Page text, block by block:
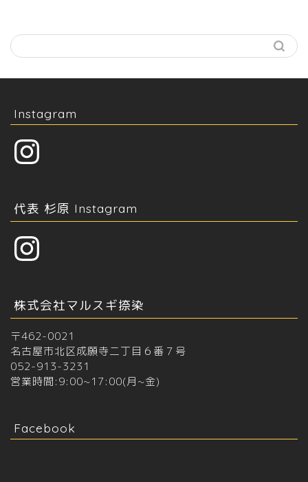
Instagram
Instagram
代表 杉原 Instagram
Instagram
株式会社マルスギ捺染
〒462-0021
名古屋市北区成願寺二丁目６番７号
052-913-3231
営業時間:9:00~17:00(月~金)
Facebook